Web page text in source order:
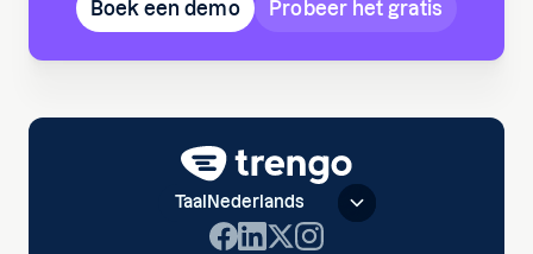
Boek een demo
Probeer het gratis
Taal Nederlands